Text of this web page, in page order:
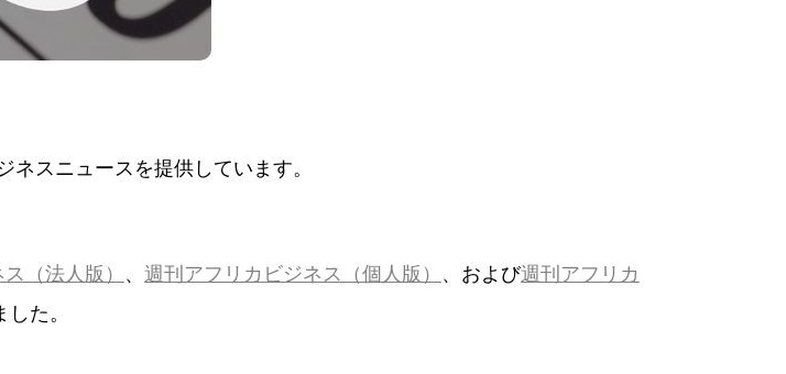
スニュースを提供しています。
（法人版） 、 週刊アフリカビジネス（個人版） 、および週刊アフリカ
た。